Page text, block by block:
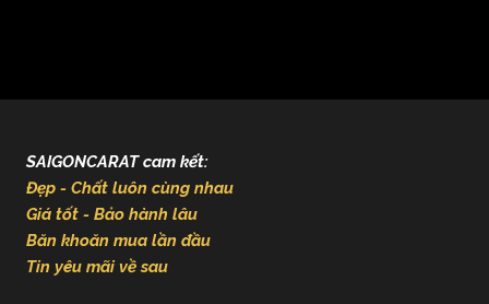
SAIGONCARAT cam kết:
Đẹp - Chất luôn cùng nhau
Giá tốt - Bảo hành lâu
Băn khoăn mua lần đầu
Tin yêu mãi về sau